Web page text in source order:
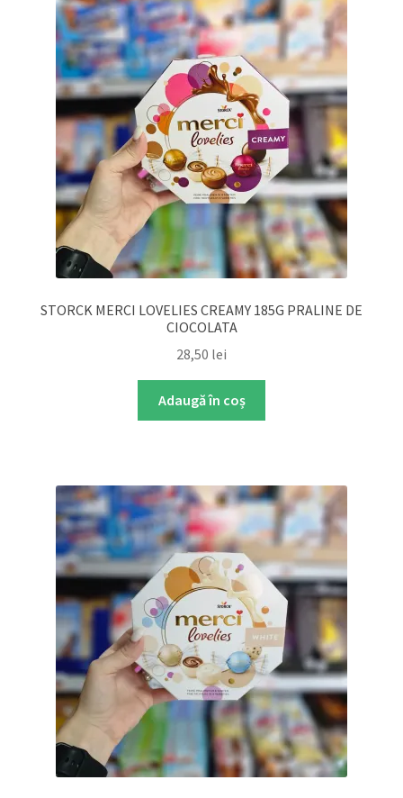
STORCK MERCI LOVELIES CREAMY 185G PRALINE DE
CIOCOLATA
28,50 lei
Adaugă în coș